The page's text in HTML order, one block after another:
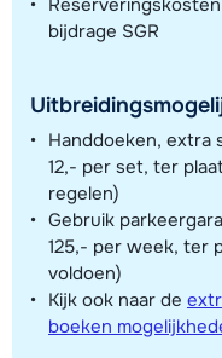
bijdrage SGR
Handdoeken, extra
12,- per set, ter
regelen)
Gebruik
125,- per week, ter
voldoen)
Kijk ook naar de
boeken